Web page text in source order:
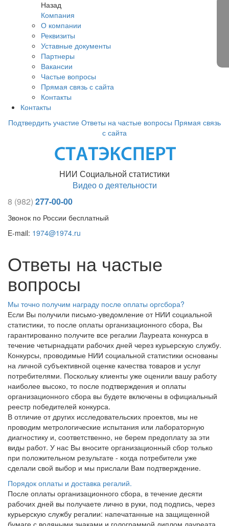
Назад
Компания
О компании
Реквизиты
Уставные документы
Партнеры
Вакансии
Частые вопросы
Прямая связь с сайта
Контакты
Контакты
Подтвердить участие Ответы на частые вопросы Прямая связь
с сайта
НИИ Социальной статистики
Видео о деятельности
8 (982) 277-00-00
Звонок по России бесплатный
E-mail: 1974@1974.ru
Ответы на частые
вопросы
Мы точно получим награду после оплаты оргсбора?
Если Вы получили письмо-уведомление от НИИ социальной
статистики, то после оплаты организационного сбора, Вы
гарантированно получите все регалии Лауреата конкурса в
течение четырнадцати рабочих дней через курьерскую службу.
Конкурсы, проводимые НИИ социальной статистики основаны
на личной субъективной оценке качества товаров и услуг
потребителями. Поскольку клиенты уже оценили вашу работу
наиболее высоко, то после подтверждения и оплаты
организационного сбора вы будете включены в официальный
реестр победителей конкурса.
В отличие от других исследовательских проектов, мы не
проводим метрологические испытания или лабораторную
диагностику и, соответственно, не берем предоплату за эти
виды работ. У нас Вы вносите организационный сбор только
при положительном результате - когда потребители уже
сделали свой выбор и мы прислали Вам подтверждение.
Порядок оплаты и доставка регалий.
После оплаты организационного сбора, в течение десяти
рабочих дней вы получаете лично в руки, под подпись, через
курьерскую службу регалии: напечатанные на защищенной
бумаге с водяными знаками и голограммой диплом лауреата